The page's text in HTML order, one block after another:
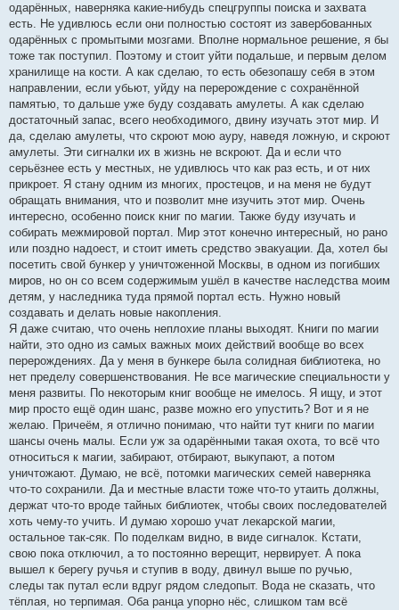
одарённых, наверняка какие-нибудь спецгруппы поиска и захвата
есть. Не удивлюсь если они полностью состоят из завербованных
одарённых с промытыми мозгами. Вполне нормальное решение, я бы
тоже так поступил. Поэтому и стоит уйти подальше, и первым делом
хранилище на кости. А как сделаю, то есть обезопашу себя в этом
направлении, если убьют, уйду на перерождение с сохранённой
памятью, то дальше уже буду создавать амулеты. А как сделаю
достаточный запас, всего необходимого, двину изучать этот мир. И
да, сделаю амулеты, что скроют мою ауру, наведя ложную, и скроют
амулеты. Эти сигналки их в жизнь не вскроют. Да и если что
серьёзнее есть у местных, не удивлюсь что как раз есть, и от них
прикроет. Я стану одним из многих, простецов, и на меня не будут
обращать внимания, что и позволит мне изучить этот мир. Очень
интересно, особенно поиск книг по магии. Также буду изучать и
собирать межмировой портал. Мир этот конечно интересный, но рано
или поздно надоест, и стоит иметь средство эвакуации. Да, хотел бы
посетить свой бункер у уничтоженной Москвы, в одном из погибших
миров, но он со всем содержимым ушёл в качестве наследства моим
детям, у наследника туда прямой портал есть. Нужно новый
создавать и делать новые накопления.
Я даже считаю, что очень неплохие планы выходят. Книги по магии
найти, это одно из самых важных моих действий вообще во всех
перерождениях. Да у меня в бункере была солидная библиотека, но
нет пределу совершенствования. Не все магические специальности у
меня развиты. По некоторым книг вообще не имелось. Я ищу, и этот
мир просто ещё один шанс, разве можно его упустить? Вот и я не
желаю. Причеём, я отлично понимаю, что найти тут книги по магии
шансы очень малы. Если уж за одарёнными такая охота, то всё что
относиться к магии, забирают, отбирают, выкупают, а потом
уничтожают. Думаю, не всё, потомки магических семей наверняка
что-то сохранили. Да и местные власти тоже что-то утаить должны,
держат что-то вроде тайных библиотек, чтобы своих последователей
хоть чему-то учить. И думаю хорошо учат лекарской магии,
остальное так-сяк. По поделкам видно, в виде сигналок. Кстати,
свою пока отключил, а то постоянно верещит, нервирует. А пока
вышел к берегу ручья и ступив в воду, двинул выше по ручью,
следы так путал если вдруг рядом следопыт. Вода не сказать, что
тёплая, но терпимая. Оба ранца упорно нёс, слишком там всё